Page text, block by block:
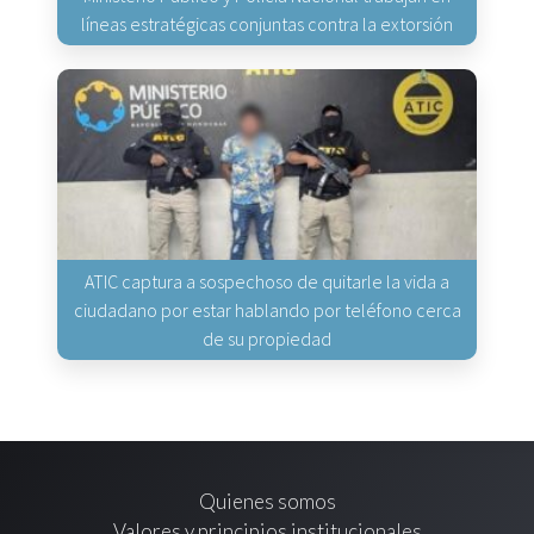
líneas estratégicas conjuntas contra la extorsión
ATIC captura a sospechoso de quitarle la vida a
ciudadano por estar hablando por teléfono cerca
de su propiedad
Quienes somos